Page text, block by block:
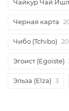
Чайкур Чай
Черная карта
Чибо (Tchibo) 20
Эгоист (Egoiste)
Эльза (Elza) 3